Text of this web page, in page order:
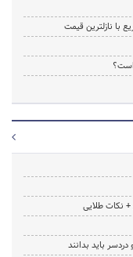
با نازلترین قیمت
+ نکات طلایی
باید بدانند